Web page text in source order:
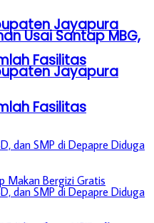
Jayapura
Fasilitas
Usai Santap MBG,
Jayapura
Fasilitas